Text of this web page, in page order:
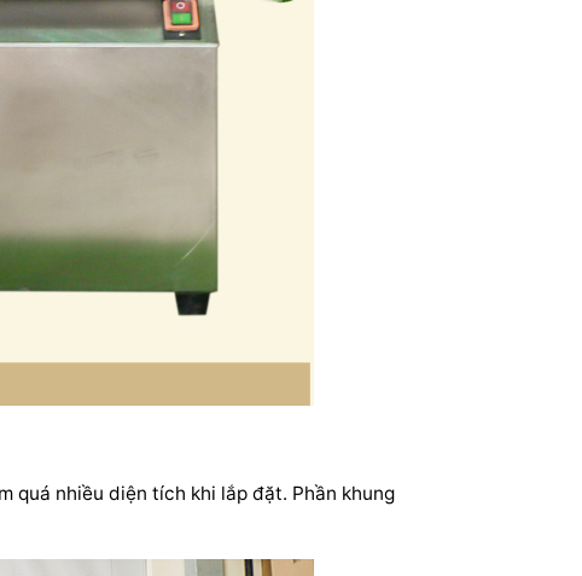
quá nhiều diện tích khi lắp đặt. Phần khung